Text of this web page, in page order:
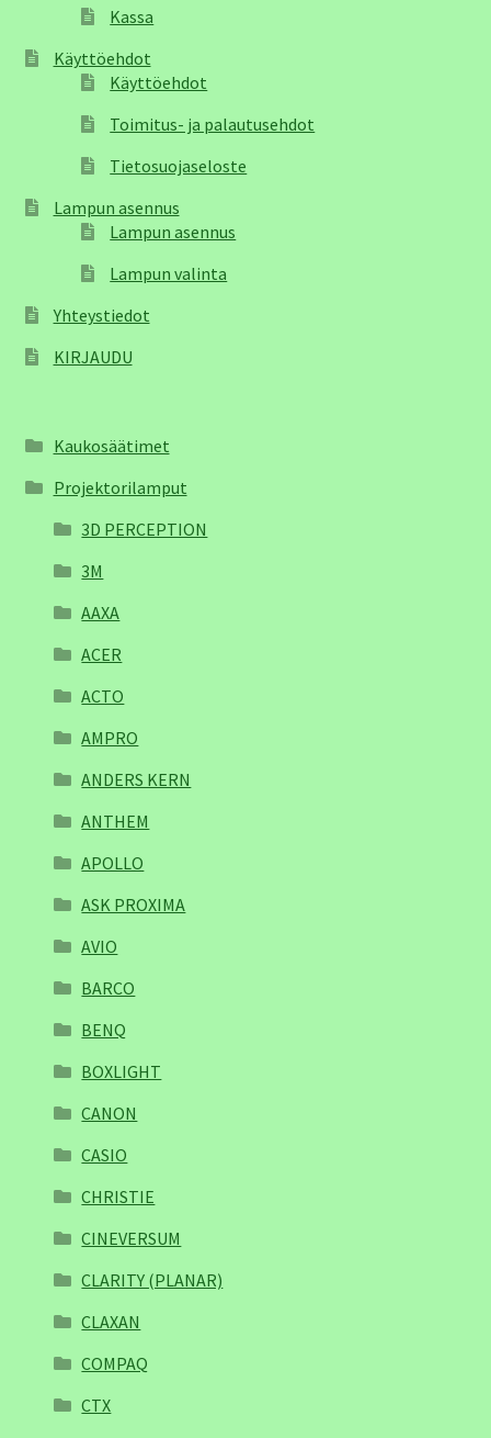
Kassa
Käyttöehdot
Käyttöehdot
Toimitus- ja palautusehdot
Tietosuojaseloste
Lampun asennus
Lampun asennus
Lampun valinta
Yhteystiedot
KIRJAUDU
Kaukosäätimet
Projektorilamput
3D PERCEPTION
3M
AAXA
ACER
ACTO
AMPRO
ANDERS KERN
ANTHEM
APOLLO
ASK PROXIMA
AVIO
BARCO
BENQ
BOXLIGHT
CANON
CASIO
CHRISTIE
CINEVERSUM
CLARITY (PLANAR)
CLAXAN
COMPAQ
CTX